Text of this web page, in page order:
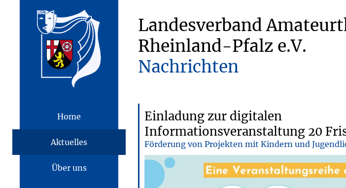
Home
Aktuelles
Über uns
Landesverband
Rheinland-Pfalz e.V.
Nachrichten
Einladung zur digitalen
Informationsveranstaltung 20
Förderung von Projekten mit Kindern und